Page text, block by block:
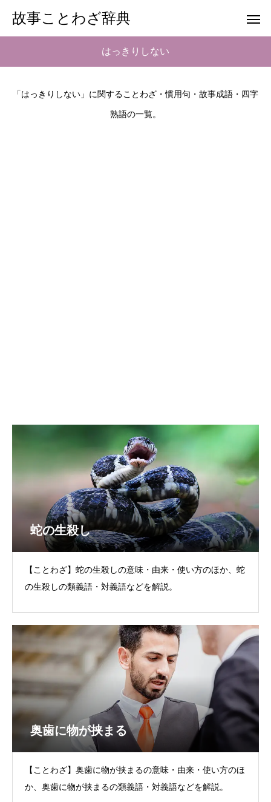
故事ことわざ辞典
はっきりしない
「はっきりしない」に関することわざ・慣用句・故事成語・四字
熟語の一覧。
蛇の生殺し
【ことわざ】蛇の生殺しの意味・由来・使い方のほか、蛇
の生殺しの類義語・対義語などを解説。
奥歯に物が挟まる
【ことわざ】奥歯に物が挟まるの意味・由来・使い方のほ
か、奥歯に物が挟まるの類義語・対義語などを解説。